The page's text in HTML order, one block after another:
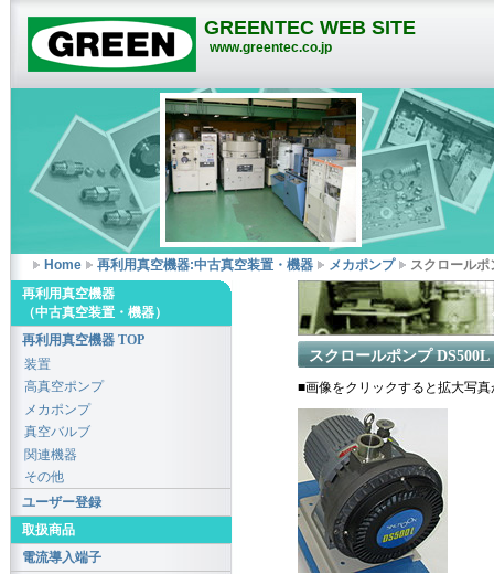
GREENTEC WEB SITE
www.greentec.co.jp
Home 再利用真空機器:中古真空装置・機器 メカポンプ スクロール
スクロールポンプ DS500L
■画像をクリックすると拡大写
再利用真空機器
（中古真空装置・機器）
再利用真空機器 TOP
装置
高真空ポンプ
メカポンプ
真空バルブ
関連機器
その他
ユーザー登録
取扱商品
電流導入端子